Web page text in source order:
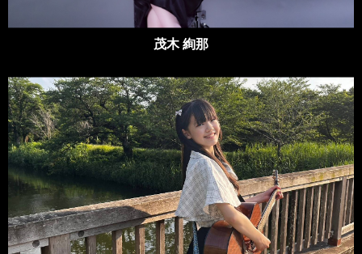
茂木 絢那